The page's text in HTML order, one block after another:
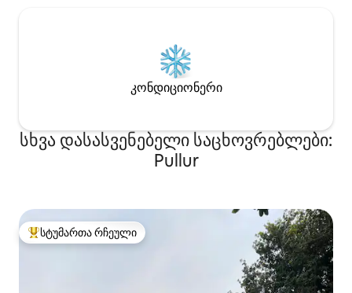
კონდიციონერი
სხვა დასასვენებელი საცხოვრებლები:
Pullur
სტუმართა რჩეული მოწინავე ვარიანტი
სტუმართა რჩეული